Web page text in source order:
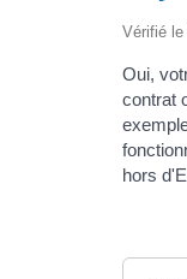
Vérifié le
Oui,
contrat
hors